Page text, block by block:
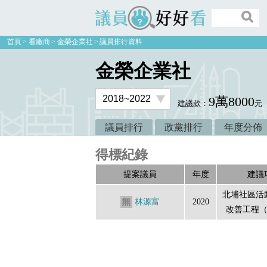
議員好好看
首頁 看廠商 金榮企業社 議員排行資料
金榮企業社
建議款：9萬8000元
議員排行 政黨排行 年度分佈
得標紀錄
提案議員 年度 建議
林源富 2020
北埔社區活
改善工程